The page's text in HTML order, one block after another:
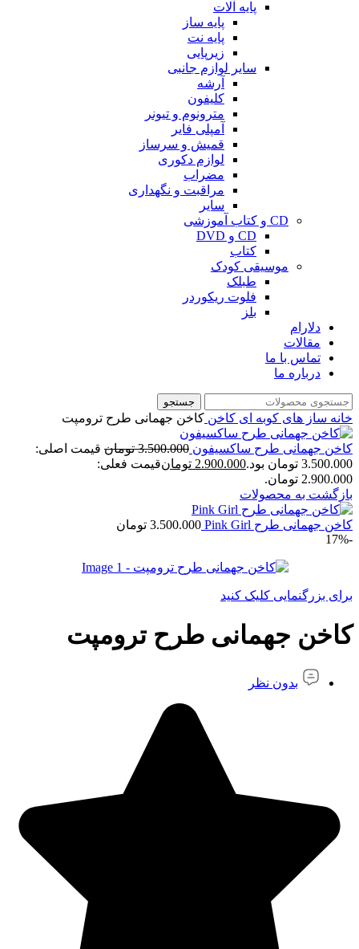
پایه آلات
پایه ساز
پایه نت
زیرپایی
سایر لوازم جانبی
آرشه
کلیفون
مترونوم و تیونر
آمپلی فایر
قمیش و سرساز
لوازم دکوری
مضراب
مراقبت و نگهداری
سایر
CD و کتاب آموزشی
CD و DVD
کتاب
موسیقی کودک
طبلک
فلوت ریکوردر
بلز
دلارام
مقالات
تماس با ما
درباره ما
جستجو
خانه ساز های کوبه ای کاخن کاخن جهمانی طرح ترومپت
کاخن جهمانی طرح ساکسیفون 3.500.000 تومان قیمت اصلی:
3.500.000 تومان بود.
2.900.000 تومانقیمت فعلی:
2.900.000 تومان.
بازگشت به محصولات
کاخن جهمانی طرح Pink Girl 3.500.000 تومان
-17%
برای بزرگنمایی کلیک کنید
کاخن جهمانی طرح ترومپت
بدون نظر